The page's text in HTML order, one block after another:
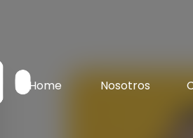
Home Nosotros